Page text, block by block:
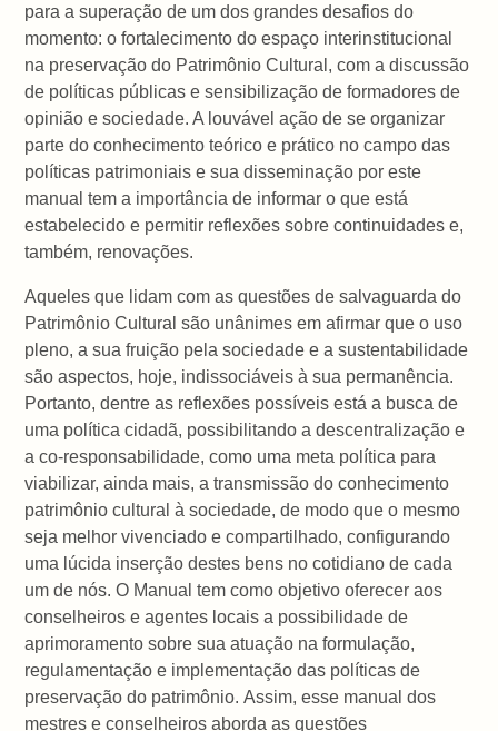
para a superação de um dos grandes desafios do
momento: o fortalecimento do espaço interinstitucional
na preservação do Patrimônio Cultural, com a discussão
de políticas públicas e sensibilização de formadores de
opinião e sociedade. A louvável ação de se organizar
parte do conhecimento teórico e prático no campo das
políticas patrimoniais e sua disseminação por este
manual tem a importância de informar o que está
estabelecido e permitir reflexões sobre continuidades e,
também, renovações.
Aqueles que lidam com as questões de salvaguarda do
Patrimônio Cultural são unânimes em afirmar que o uso
pleno, a sua fruição pela sociedade e a sustentabilidade
são aspectos, hoje, indissociáveis à sua permanência.
Portanto, dentre as reflexões possíveis está a busca de
uma política cidadã, possibilitando a descentralização e
a co-responsabilidade, como uma meta política para
viabilizar, ainda mais, a transmissão do conhecimento
patrimônio cultural à sociedade, de modo que o mesmo
seja melhor vivenciado e compartilhado, configurando
uma lúcida inserção destes bens no cotidiano de cada
um de nós. O Manual tem como objetivo oferecer aos
conselheiros e agentes locais a possibilidade de
aprimoramento sobre sua atuação na formulação,
regulamentação e implementação das políticas de
preservação do patrimônio. Assim, esse manual dos
mestres e conselheiros aborda as questões